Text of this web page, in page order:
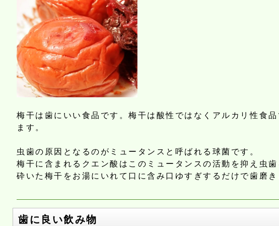
梅干は歯にいい食品です。梅干は酸性ではなくアルカリ性食
ます。
虫歯の原因となるのがミュータンスと呼ばれる球菌です。
梅干に含まれるクエン酸はこのミュータンスの活動を抑え虫歯
砕いた梅干をお湯にいれて口に含み口ゆすぎするだけで歯磨
歯に良い飲み物